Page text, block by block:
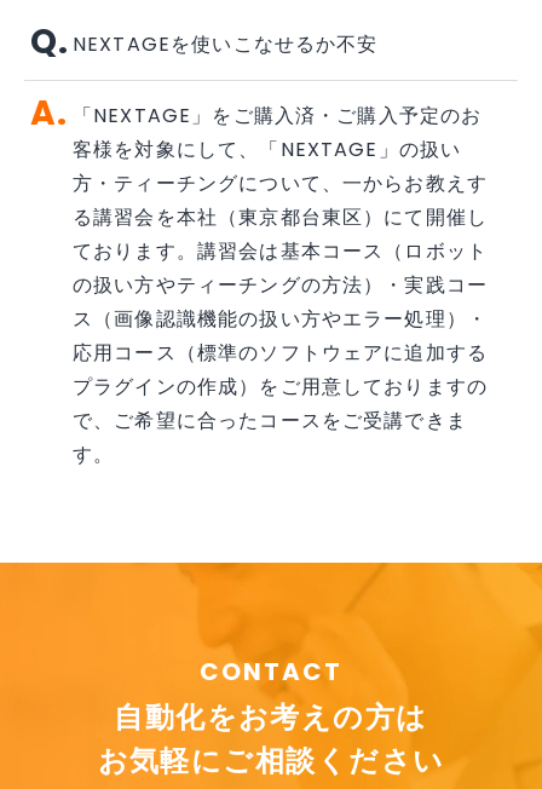
NEXTAGEを使いこなせるか不安
「NEXTAGE」をご購入済・ご購入予定のお
客様を対象にして、「NEXTAGE」の扱い
方・ティーチングについて、一からお教えす
る講習会を本社（東京都台東区）にて開催し
ております。講習会は基本コース（ロボット
の扱い方やティーチングの方法）・実践コー
ス（画像認識機能の扱い方やエラー処理）・
応用コース（標準のソフトウェアに追加する
プラグインの作成）をご用意しておりますの
で、ご希望に合ったコースをご受講できま
す。
CONTACT
自動化をお考えの方は
お気軽にご相談ください